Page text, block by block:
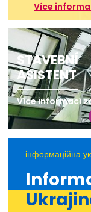
Více
STAVEBNÍ
ASISTENT
Více informací
інформаційна